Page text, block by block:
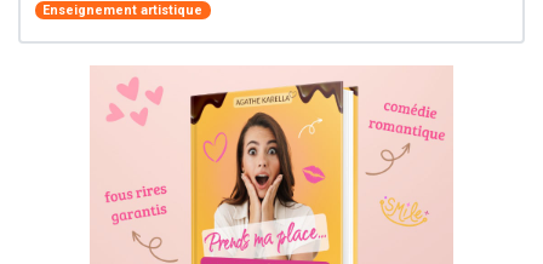
Enseignement artistique